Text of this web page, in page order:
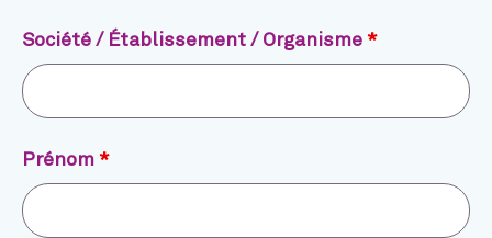
Société / Établissement / Organisme *
Prénom *